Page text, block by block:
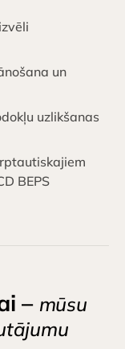
un
uzlikšanas
BEPS
– mūsu